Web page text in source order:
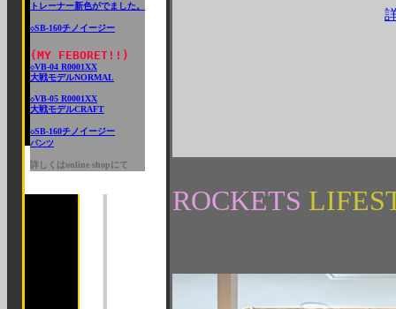
トレーナー新色がでました。
◇SB-160チノイージー
(MY FEBORET!!)
◇VB-04 R0001XX
大戦モデルNORMAL
◇VB-05 R0001XX
大戦モデルCRAFT
◇SB-160チノイージー
パンツ
詳しくはonline shopにて
ROCKETS